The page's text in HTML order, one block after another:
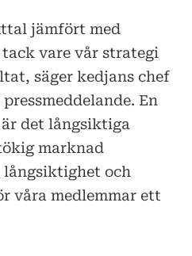
jämfört med
vare vår strategi
säger kedjans chef
En
det långsiktiga
marknad
och
våra medlemmar ett